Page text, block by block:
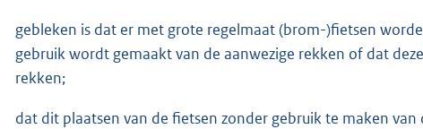
gebleken is dat er met grote regelmaat (brom-)fietsen
gebruik wordt gemaakt van de aanwezige rekken of dat
rekken;
dat dit plaatsen van de fietsen zonder gebruik te maken